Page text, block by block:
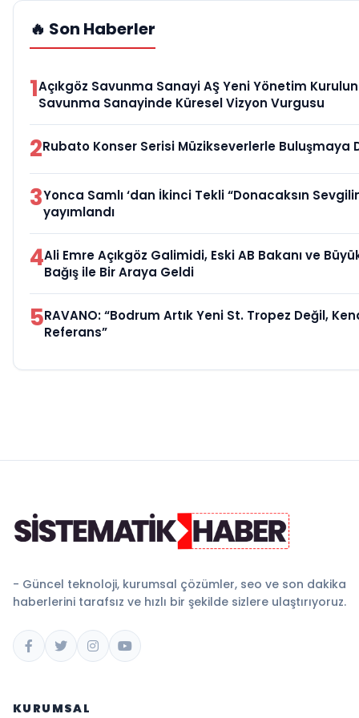
🔥 Son Haberler
1Açıkgöz Savunma Sanayi AŞ Yeni Yönetim
Savunma Sanayinde Küresel Vizyon Vurgusu
2Rubato Konser Serisi Müzikseverlerle Buluşmaya
3Yonca Samlı ‘dan İkinci Tekli “Donacaksın
yayımlandı
4Ali Emre Açıkgöz Galimidi, Eski AB Bakanı ve
Bağış ile Bir Araya Geldi
5RAVANO: “Bodrum Artık Yeni St. Tropez Değil,
Referans”
- Güncel teknoloji, kurumsal çözümler, seo ve son dakika
haberlerini tarafsız ve hızlı bir şekilde sizlere ulaştırıyoruz.
KURUMSAL